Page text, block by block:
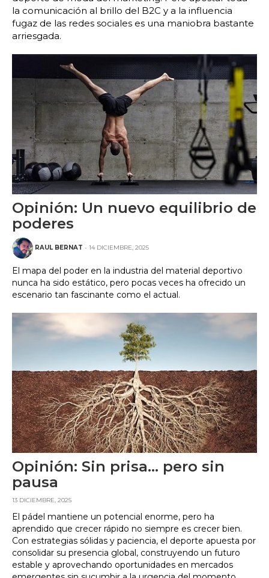
la comunicación al brillo del B2C y a la influencia
fugaz de las redes sociales es una maniobra bastante
arriesgada.
Opinión: Un nuevo equilibrio de
poderes
RAUL BERNAT - 14 DICIEMBRE, 2025
El mapa del poder en la industria del material deportivo
nunca ha sido estático, pero pocas veces ha ofrecido un
escenario tan fascinante como el actual.
Opinión: Sin prisa… pero sin
pausa
13 DICIEMBRE, 2025
El pádel mantiene un potencial enorme, pero ha
aprendido que crecer rápido no siempre es crecer bien.
Con estrategias sólidas y paciencia, el deporte apuesta por
consolidar su presencia global, construyendo un futuro
estable y aprovechando oportunidades en mercados